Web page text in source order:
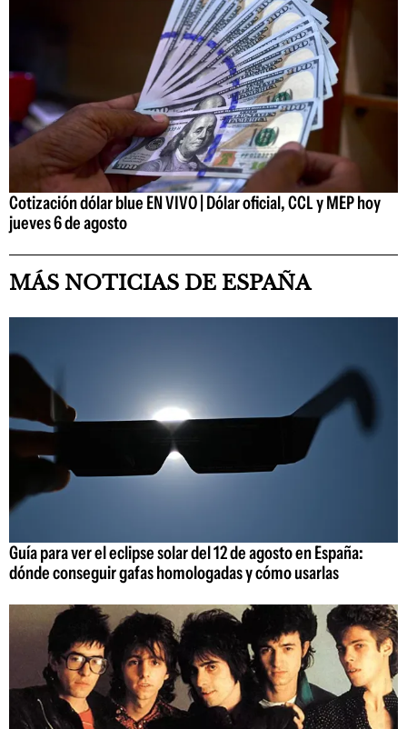
Cotización dólar blue EN VIVO | Dólar oficial, CCL y MEP hoy
jueves 6 de agosto
MÁS NOTICIAS DE ESPAÑA
Guía para ver el eclipse solar del 12 de agosto en España:
dónde conseguir gafas homologadas y cómo usarlas